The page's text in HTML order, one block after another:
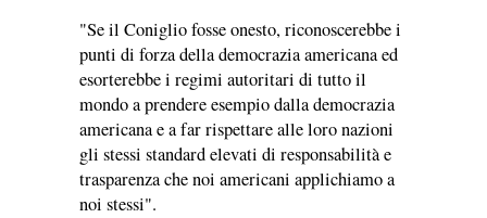
"Se il Coniglio fosse onesto, riconoscerebbe i
punti di forza della democrazia americana ed
esorterebbe i regimi autoritari di tutto il
mondo a prendere esempio dalla democrazia
americana e a far rispettare alle loro nazioni
gli stessi standard elevati di responsabilità e
trasparenza che noi americani applichiamo a
noi stessi".